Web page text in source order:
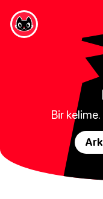
Bir kelime.